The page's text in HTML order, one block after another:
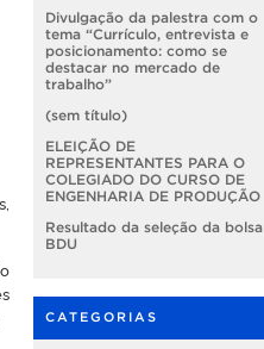
Divulgação da palestra com o
tema “Currículo, entrevista e
posicionamento: como se
destacar no mercado de
trabalho”
(sem título)
ELEIÇÃO DE
REPRESENTANTES PARA O
COLEGIADO DO CURSO DE
ENGENHARIA DE PRODUÇÃO
Resultado da seleção da bolsa
BDU
CATEGORIAS